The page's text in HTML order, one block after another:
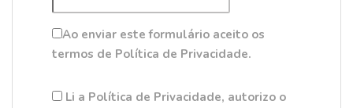
Ao enviar este formulário aceito os
termos de Política de Privacidade.
Li a Política de Privacidade, autorizo o